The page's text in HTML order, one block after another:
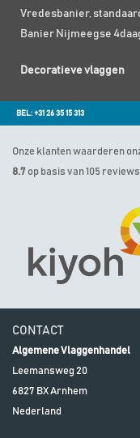
Vredesbanier,
Banier Nijmeegse
Decoratieve vlaggen
BEL: +31 26 35 15 313
Onze klanten waarderen
8.7 op basis van 105
CONTACT
Algemene Vlaggenhandel
Leemansweg 20
6827 BXArnhem
Nederland